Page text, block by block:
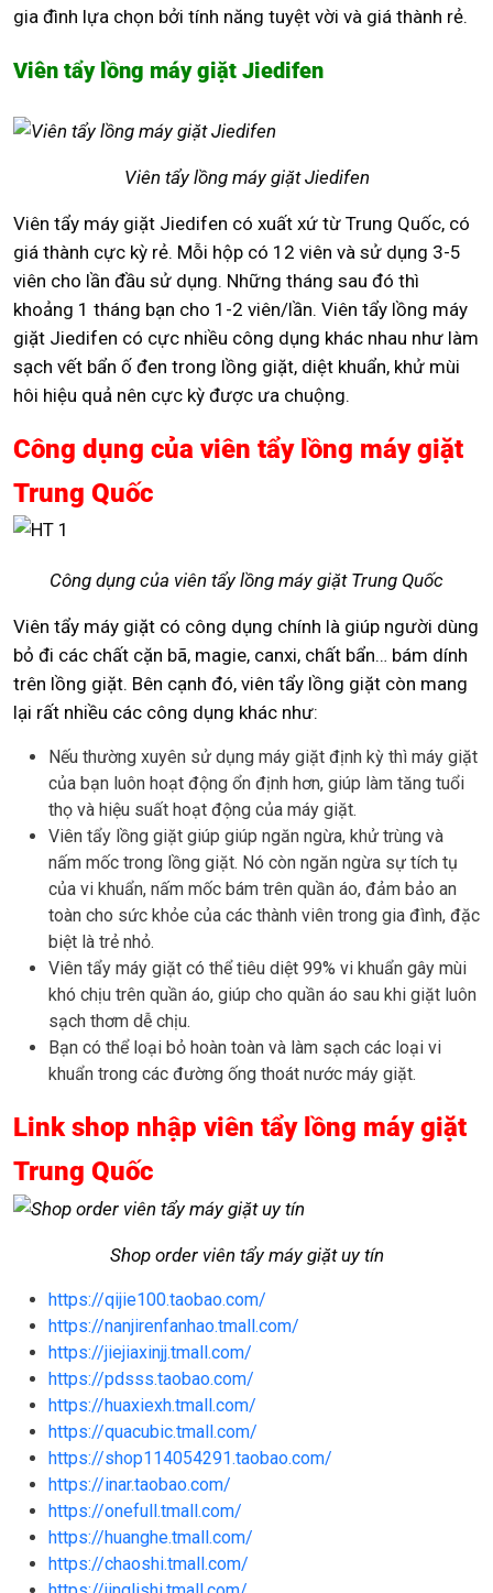
gia đình lựa chọn bởi tính năng tuyệt vời và giá thành rẻ.
Viên tẩy lồng máy giặt Jiedifen
Viên tẩy lồng máy giặt Jiedifen
Viên tẩy máy giặt Jiedifen có xuất xứ từ Trung Quốc, có
giá thành cực kỳ rẻ. Mỗi hộp có 12 viên và sử dụng 3-5
viên cho lần đầu sử dụng. Những tháng sau đó thì
khoảng 1 tháng bạn cho 1-2 viên/lần. Viên tẩy lồng máy
giặt Jiedifen có cực nhiều công dụng khác nhau như làm
sạch vết bẩn ố đen trong lồng giặt, diệt khuẩn, khử mùi
hôi hiệu quả nên cực kỳ được ưa chuộng.
Công dụng của viên tẩy lồng máy giặt
Trung Quốc
Công dụng của viên tẩy lồng máy giặt Trung Quốc
Viên tẩy máy giặt có công dụng chính là giúp người dùng
bỏ đi các chất cặn bã, magie, canxi, chất bẩn… bám dính
trên lồng giặt. Bên cạnh đó, viên tẩy lồng giặt còn mang
lại rất nhiều các công dụng khác như:
Nếu thường xuyên sử dụng máy giặt định kỳ thì máy giặt
của bạn luôn hoạt động ổn định hơn, giúp làm tăng tuổi
thọ và hiệu suất hoạt động của máy giặt.
Viên tẩy lồng giặt giúp giúp ngăn ngừa, khử trùng và
nấm mốc trong lồng giặt. Nó còn ngăn ngừa sự tích tụ
của vi khuẩn, nấm mốc bám trên quần áo, đảm bảo an
toàn cho sức khỏe của các thành viên trong gia đình, đặc
biệt là trẻ nhỏ.
Viên tẩy máy giặt có thể tiêu diệt 99% vi khuẩn gây mùi
khó chịu trên quần áo, giúp cho quần áo sau khi giặt luôn
sạch thơm dễ chịu.
Bạn có thể loại bỏ hoàn toàn và làm sạch các loại vi
khuẩn trong các đường ống thoát nước máy giặt.
Link shop nhập viên tẩy lồng máy giặt
Trung Quốc
Shop order viên tẩy máy giặt uy tín
https://qijie100.taobao.com/
https://nanjirenfanhao.tmall.com/
https://jiejiaxinjj.tmall.com/
https://pdsss.taobao.com/
https://huaxiexh.tmall.com/
https://quacubic.tmall.com/
https://shop114054291.taobao.com/
https://inar.taobao.com/
https://onefull.tmall.com/
https://huanghe.tmall.com/
https://chaoshi.tmall.com/